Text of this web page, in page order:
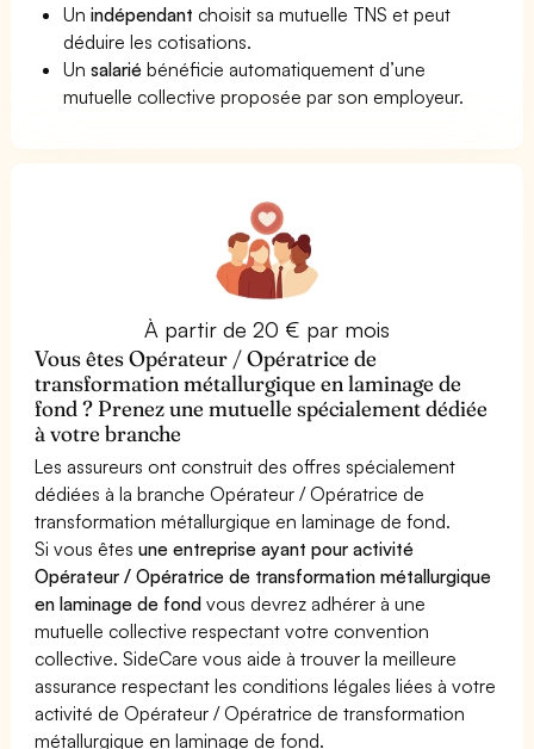
Unindépendant choisit sa mutuelle TNS et peut
déduire les cotisations.
Unsalarié bénéficie automatiquement d’une
mutuelle collective proposée par son employeur.
À partir de 20 € par mois
Vous êtes Opérateur / Opératrice de
transformation métallurgique en laminage de
fond ? Prenez une mutuelle spécialement dédiée
à votre branche
Les assureurs ont construit des offres spécialement
dédiées à la branche Opérateur / Opératrice de
transformation métallurgique en laminage de fond.
Si vous êtesune entreprise ayant pour activité
Opérateur / Opératrice de transformation métallurgique
en laminage de fond vous devrez adhérer à une
mutuelle collective respectant votre convention
collective. SideCare vous aide à trouver la meilleure
assurance respectant les conditions légales liées à votre
activité de Opérateur / Opératrice de transformation
métallurgique en laminage de fond.